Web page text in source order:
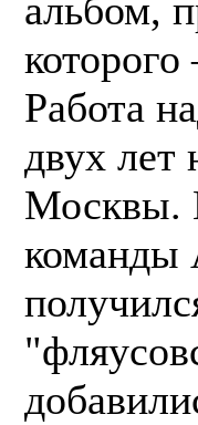
альбом,
Работа
двух лет
Москвы.
команды